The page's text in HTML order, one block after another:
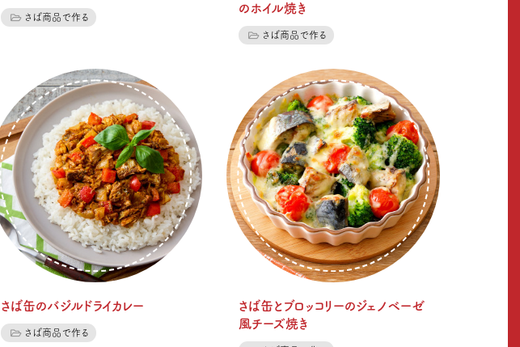
さば商品で作る
のホイル焼き
さば商品で作る
さば缶のバジルドライカレー
さば商品で作る
さば缶とブロッコリーのジェノベーゼ
風チーズ焼き